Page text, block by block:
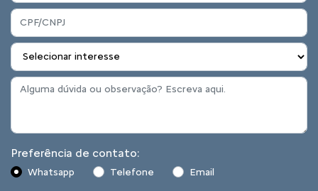
Preferência de contato:
Whatsapp Telefone Email